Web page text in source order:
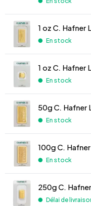
1 oz C. Hafner
En stock
1 oz C.
En stock
50g C. Hafner
En stock
100g C.
En stock
250g C.
Délai de